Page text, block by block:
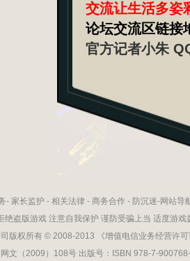
交流让生活多姿
论坛交流区链接
官方记者小朱
- 家长监护 - 相关法律 - 商务合作 - 防沉迷-网站导
绝盗版游戏 注意自我保护 谨防受骗上当 适度游
版权所有 © 2008-2013 《增值电信业务经营许
文（2009）108号 出版号：ISBN 978-7-